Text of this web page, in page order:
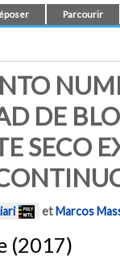
Parcourir
DE
SECO
etMarcos
(2017)